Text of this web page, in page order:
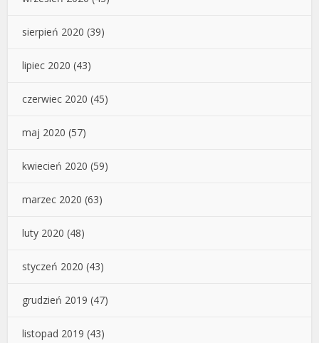
sierpień 2020 (39)
lipiec 2020 (43)
czerwiec 2020 (45)
maj 2020 (57)
kwiecień 2020 (59)
marzec 2020 (63)
luty 2020 (48)
styczeń 2020 (43)
grudzień 2019 (47)
listopad 2019 (43)